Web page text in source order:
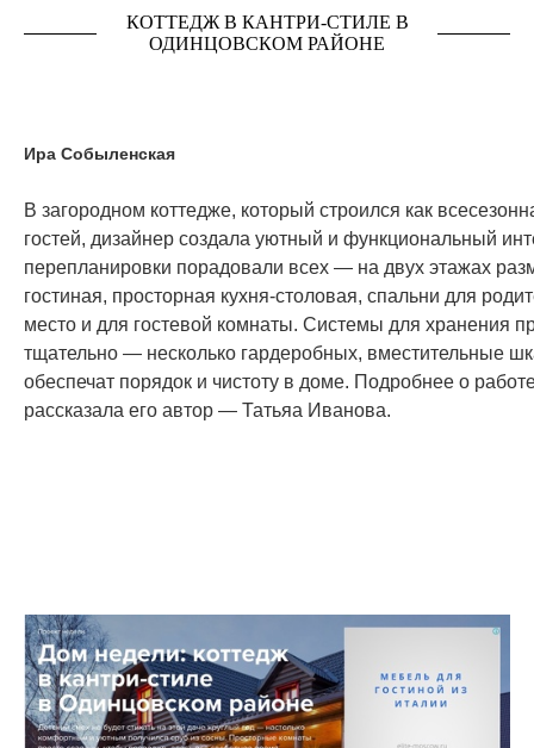
КОТТЕДЖ В КАНТРИ-СТИЛЕ В
ОДИНЦОВСКОМ РАЙОНЕ
Ира Собыленская
В загородном коттедже, который строился как
гостей, дизайнер создала уютный и функциональный
перепланировки порадовали всех — на двух этажах
гостиная, просторная кухня-столовая, спальни для
место и для гостевой комнаты. Системы для хранения
тщательно — несколько гардеробных, вместительные
обеспечат порядок и чистоту в доме. Подробнее о
рассказала его автор — Татьяа Иванова.